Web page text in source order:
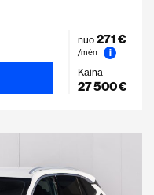
nuo 271 €
/mėn
i
Kaina
27 500 €